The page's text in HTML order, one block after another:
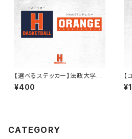
【選べるステッカー】法政大学バ
スケ部
¥400
t
CATEGORY